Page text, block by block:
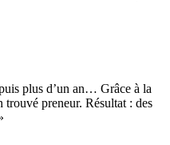
plus d’un an… Grâce à la
preneur. Résultat : des